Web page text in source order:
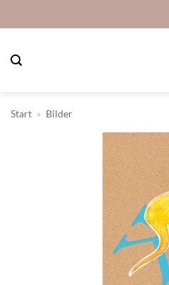
Inhalt
Start » Bilder